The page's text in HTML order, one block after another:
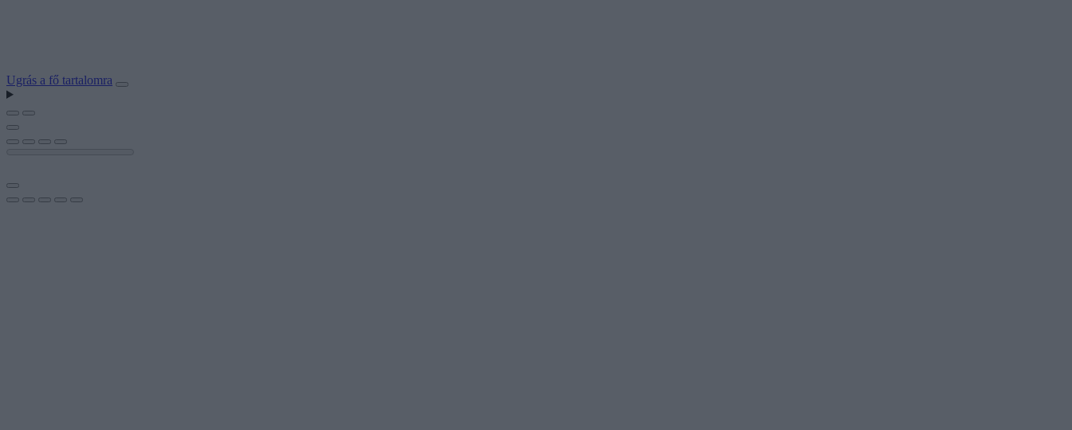
Ugrás a fő tartalomra